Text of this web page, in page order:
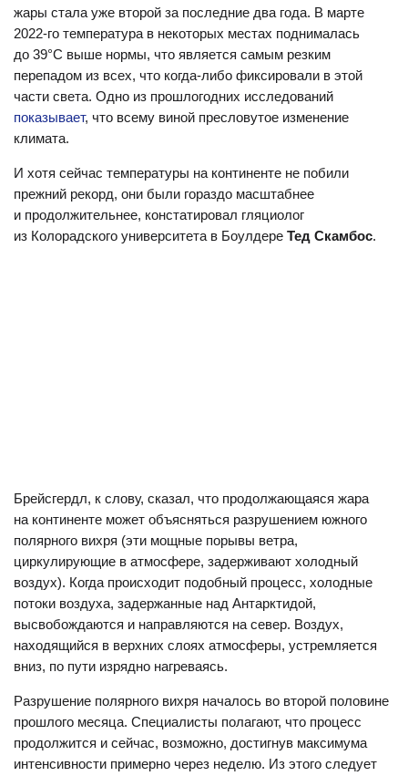
жары стала уже второй за последние два года. В марте
2022-го температура в некоторых местах поднималась
до 39°C выше нормы, что является самым резким
перепадом из всех, что когда-либо фиксировали в этой
части света. Одно из прошлогодних исследований
показывает, что всему виной пресловутое изменение
климата.
И хотя сейчас температуры на континенте не побили
прежний рекорд, они были гораздо масштабнее
и продолжительнее, констатировал гляциолог
из Колорадского университета в Боулдере Тед Скамбос.
Брейсгердл, к слову, сказал, что продолжающаяся жара
на континенте может объясняться разрушением южного
полярного вихря (эти мощные порывы ветра,
циркулирующие в атмосфере, задерживают холодный
воздух). Когда происходит подобный процесс, холодные
потоки воздуха, задержанные над Антарктидой,
высвобождаются и направляются на север. Воздух,
находящийся в верхних слоях атмосферы, устремляется
вниз, по пути изрядно нагреваясь.
Разрушение полярного вихря началось во второй половине
прошлого месяца. Специалисты полагают, что процесс
продолжится и сейчас, возможно, достигнув максимума
интенсивности примерно через неделю. Из этого следует